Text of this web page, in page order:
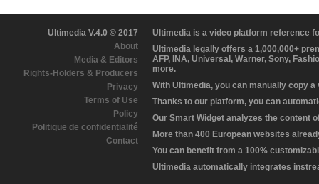
Ultimedia V.4.0 © 2017
About
Media & Editors
Rights-Holders & Producers
Privacy
Terms of Use
Policy
Politique de confidentialité
Contact
Ultimedia is a video platform reference
Ultimedia legally offers a 1,000,000+
AFP, INA, Universal, Warner, Sony,
more.
With Ultimedia, you can manually copy
Thanks to our platform, you can
Our Smart Widget analyzes the content
More than 400 European websites
You can benefit from a 100%
Ultimedia automatically integrates